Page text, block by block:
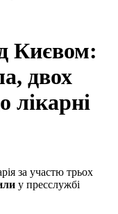
Києвом:
двох
лікарні
у пресслужбі